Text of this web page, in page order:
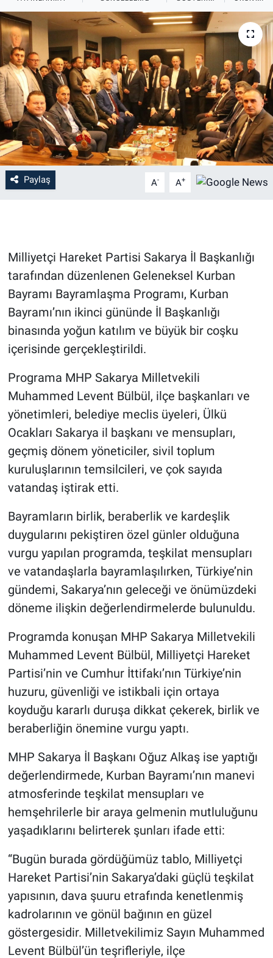
Paylaş A- A+
Milliyetçi Hareket Partisi Sakarya İl Başkanlığı
tarafından düzenlenen Geleneksel Kurban
Bayramı Bayramlaşma Programı, Kurban
Bayramı’nın ikinci gününde İl Başkanlığı
binasında yoğun katılım ve büyük bir coşku
içerisinde gerçekleştirildi.
Programa MHP Sakarya Milletvekili
Muhammed Levent Bülbül, ilçe başkanları ve
yönetimleri, belediye meclis üyeleri, Ülkü
Ocakları Sakarya il başkanı ve mensupları,
geçmiş dönem yöneticiler, sivil toplum
kuruluşlarının temsilcileri, ve çok sayıda
vatandaş iştirak etti.
Bayramların birlik, beraberlik ve kardeşlik
duygularını pekiştiren özel günler olduğuna
vurgu yapılan programda, teşkilat mensupları
ve vatandaşlarla bayramlaşılırken, Türkiye’nin
gündemi, Sakarya’nın geleceği ve önümüzdeki
döneme ilişkin değerlendirmelerde bulunuldu.
Programda konuşan MHP Sakarya Milletvekili
Muhammed Levent Bülbül, Milliyetçi Hareket
Partisi’nin ve Cumhur İttifakı’nın Türkiye’nin
huzuru, güvenliği ve istikbali için ortaya
koyduğu kararlı duruşa dikkat çekerek, birlik ve
beraberliğin önemine vurgu yaptı.
MHP Sakarya İl Başkanı Oğuz Alkaş ise yaptığı
değerlendirmede, Kurban Bayramı’nın manevi
atmosferinde teşkilat mensupları ve
hemşehrilerle bir araya gelmenin mutluluğunu
yaşadıklarını belirterek şunları ifade etti:
“Bugün burada gördüğümüz tablo, Milliyetçi
Hareket Partisi’nin Sakarya’daki güçlü teşkilat
yapısının, dava şuuru etrafında kenetlenmiş
kadrolarının ve gönül bağının en güzel
göstergesidir. Milletvekilimiz Sayın Muhammed
Levent Bülbül’ün teşrifleriyle, ilçe